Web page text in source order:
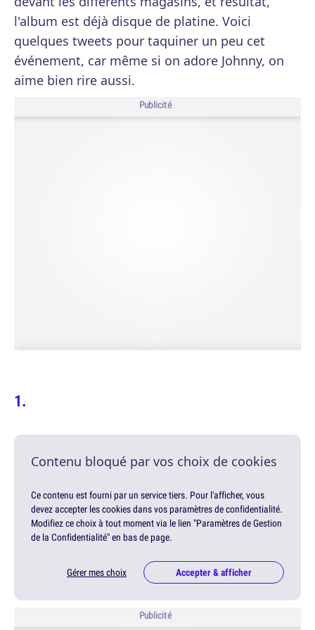
l'album est déjà disque de platine. Voici
quelques tweets pour taquiner un peu cet
événement, car même si on adore Johnny, on
aime bien rire aussi.
Publicité
Contenu bloqué par vos choix de cookies
Ce contenu est fourni par un service tiers. Pour l'afficher, vous
devez accepter les cookies dans vos paramètres de confidentialité.
Modifiez ce choix à tout moment via le lien "Paramètres de Gestion
de la Confidentialité" en bas de page.
Gérer mes choix Accepter & afficher
Publicité